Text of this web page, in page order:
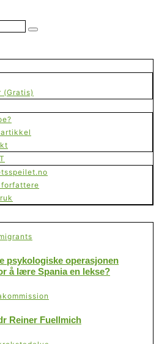
(Gratis)
forfattere
psykologiske operasjonen
å lære Spania en lekse?
Reiner Fuellmich